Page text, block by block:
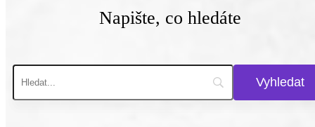
Napište, co hledáte